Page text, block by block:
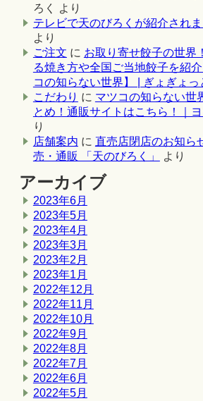
ろく
より
テレビで天のびろくが紹介されま
より
ご注文 に お取り寄せ餃子の世界
る焼き方や全国ご当地餃子を紹
コの知らない世界】 | ぎょぎょっ
こだわり に マツコの知らない世
とめ！通販サイトはこちら！｜
り
店舗案内 に 直売店閉店のお知ら
売・通販 「天のびろく」
より
アーカイブ
2023年6月
2023年5月
2023年4月
2023年3月
2023年2月
2023年1月
2022年12月
2022年11月
2022年10月
2022年9月
2022年8月
2022年7月
2022年6月
2022年5月